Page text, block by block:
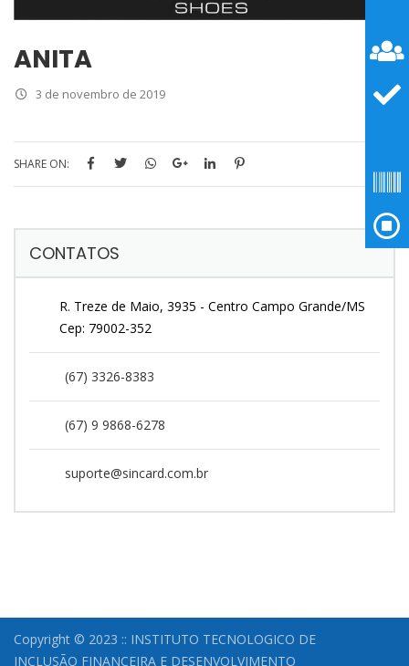
ANITA
3 de novembro de 2019
SHARE ON:
CONTATOS
R. Treze de Maio, 3935 - Centro Campo Grande/MS
Cep: 79002-352
(67) 3326-8383
(67) 9 9868-6278
suporte@sincard.com.br
Copyright © 2023 :: INSTITUTO TECNOLOGICO DE
INCLUSÃO FINANCEIRA E DESENVOLVIMENTO